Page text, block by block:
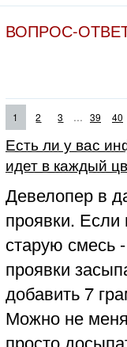
ВОПРОС-
1 2 3 ... 39 40
Есть ли у вас
идет в каждый
Девелопер в
проявки. Если
старую смесь
проявки
добавить 7
Можно не
просто